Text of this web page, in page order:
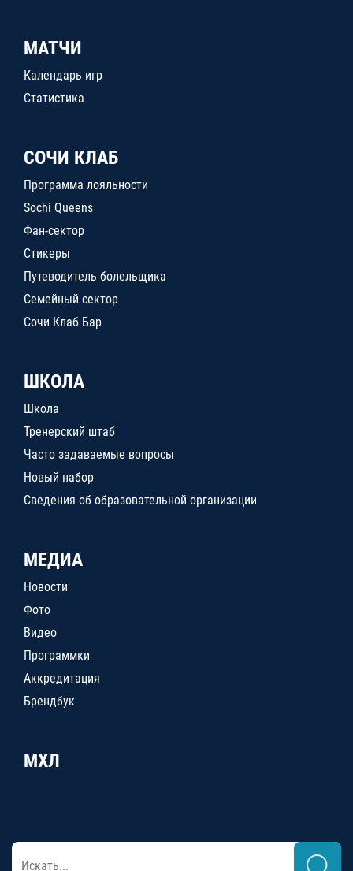
МАТЧИ
Календарь игр
Статистика
СОЧИ КЛАБ
Программа лояльности
Sochi Queens
Фан-сектор
Стикеры
Путеводитель болельщика
Семейный сектор
Сочи Клаб Бар
ШКОЛА
Школа
Тренерский штаб
Часто задаваемые вопросы
Новый набор
Сведения об образовательной организации
МЕДИА
Новости
Фото
Видео
Программки
Аккредитация
Брендбук
МХЛ